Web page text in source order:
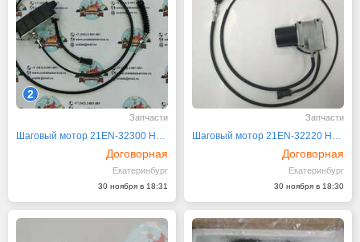
2
Запчасти
Шаговый мотор 21EN-32300 Hyundai
Договорная
Екатеринбург
30 ноября в 18:31
Запчасти
Шаговый мотор 21EN-32220 Hyundai
Договорная
Екатеринбург
30 ноября в 18:30